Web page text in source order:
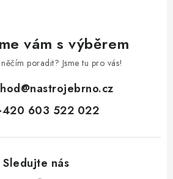
vám s výběrem
poradit? Jsme tu pro vás!
@nastrojebrno.cz
603 522 022